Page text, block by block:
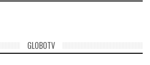
GLOBOTV